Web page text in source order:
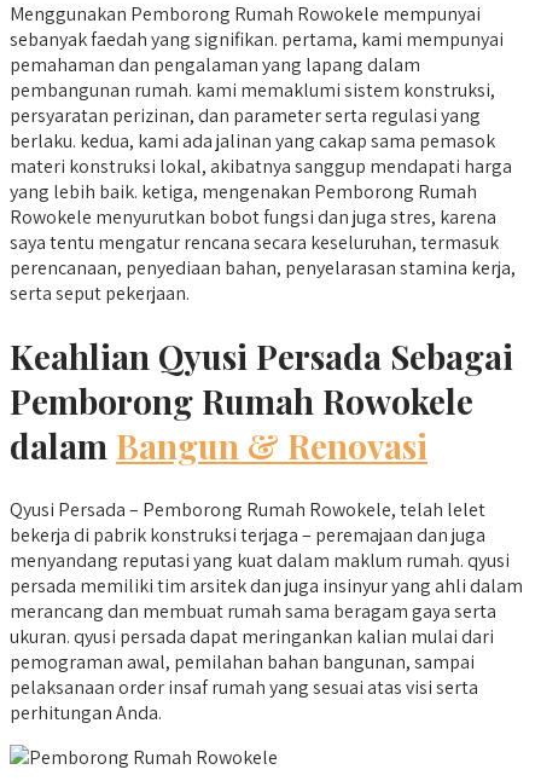
Menggunakan Pemborong Rumah Rowokele mempunyai
sebanyak faedah yang signifikan. pertama, kami mempunyai
pemahaman dan pengalaman yang lapang dalam
pembangunan rumah. kami memaklumi sistem konstruksi,
persyaratan perizinan, dan parameter serta regulasi yang
berlaku. kedua, kami ada jalinan yang cakap sama pemasok
materi konstruksi lokal, akibatnya sanggup mendapati harga
yang lebih baik. ketiga, mengenakan Pemborong Rumah
Rowokele menyurutkan bobot fungsi dan juga stres, karena
saya tentu mengatur rencana secara keseluruhan, termasuk
perencanaan, penyediaan bahan, penyelarasan stamina kerja,
serta seput pekerjaan.
Keahlian Qyusi Persada Sebagai
Pemborong Rumah Rowokele
dalam Bangun & Renovasi
Qyusi Persada – Pemborong Rumah Rowokele, telah lelet
bekerja di pabrik konstruksi terjaga – peremajaan dan juga
menyandang reputasi yang kuat dalam maklum rumah. qyusi
persada memiliki tim arsitek dan juga insinyur yang ahli dalam
merancang dan membuat rumah sama beragam gaya serta
ukuran. qyusi persada dapat meringankan kalian mulai dari
pemograman awal, pemilahan bahan bangunan, sampai
pelaksanaan order insaf rumah yang sesuai atas visi serta
perhitungan Anda.